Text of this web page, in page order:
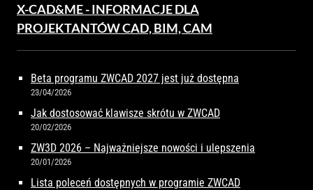
X-CAD&ME - INFORMACJE DLA
PROJEKTANTÓW CAD, BIM, CAM
Beta programu ZWCAD 2027 jest już dostępna
23/04/2026
Jak dostosować klawisze skrótu w ZWCAD
20/02/2026
ZW3D 2026 – Najważniejsze nowości i ulepszenia
20/01/2026
Lista poleceń dostępnych w programie ZWCAD